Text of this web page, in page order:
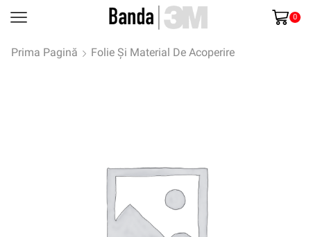
0
Prima Pagină Folie Și Material De Acoperire